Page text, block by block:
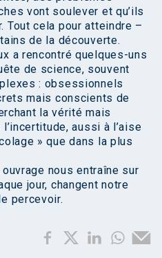
vont soulever et qu’ils
Tout cela pour atteindre –
de la découverte.
a rencontré quelques-uns
de science, souvent
: obsessionnels
mais conscients de
la vérité mais
aussi à l’aise
» que dans la plus
nous entraîne sur
jour, changent notre
percevoir.